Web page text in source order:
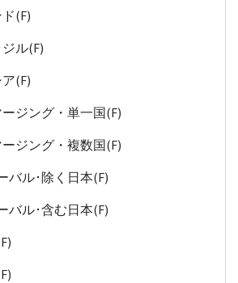
(F)
ル(F)
(F)
ジング・単一国(F)
ジング・複数国(F)
バル･除く日本(F)
バル･含む日本(F)